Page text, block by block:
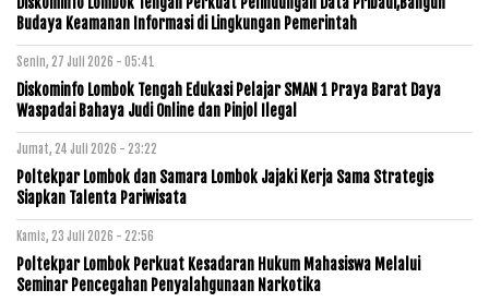
Budaya Keamanan Informasi di Lingkungan Pemerintah
Senin, 27 Juli 2026 - 05:41
Diskominfo Lombok Tengah Edukasi Pelajar SMAN 1 Praya Barat Daya
Waspadai Bahaya Judi Online dan Pinjol Ilegal
Jumat, 24 Juli 2026 - 23:22
Poltekpar Lombok dan Samara Lombok Jajaki Kerja Sama Strategis
Siapkan Talenta Pariwisata
Kamis, 23 Juli 2026 - 22:56
Poltekpar Lombok Perkuat Kesadaran Hukum Mahasiswa Melalui
Seminar Pencegahan Penyalahgunaan Narkotika